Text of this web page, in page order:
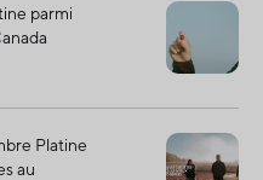
parmi
Platine
au